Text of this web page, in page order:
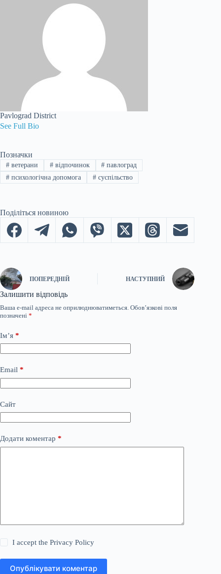
Pavlograd District
See Full Bio
Позначки
#ветерани #відпочинок # павлоград
#психологічна допомога #суспільство
Поділіться новиною
ПОПЕРЕДНІЙ НАСТУПНИЙ
Залишити відповідь
Ваша e-mail адреса не оприлюднюватиметься. Обов’язкові поля
позначені *
Ім’я *
Email *
Сайт
Додати коментар *
I accept thePrivacy Policy
Опублікувати коментар